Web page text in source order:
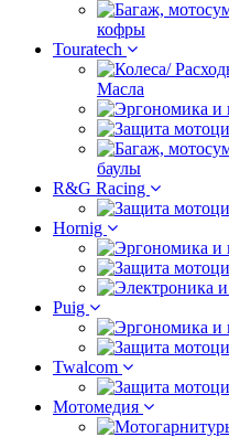
кофры
Touratech
Масла
баулы
R&G Racing
Hornig
Puig
Twalcom
Мотомедия